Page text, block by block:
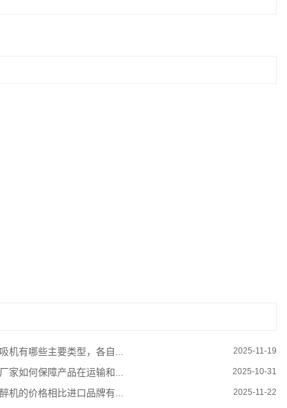
机有哪些主要类型，各自... 2025-11-19
家如何保障产品在运输和... 2025-10-31
机的价格相比进口品牌有... 2025-11-22